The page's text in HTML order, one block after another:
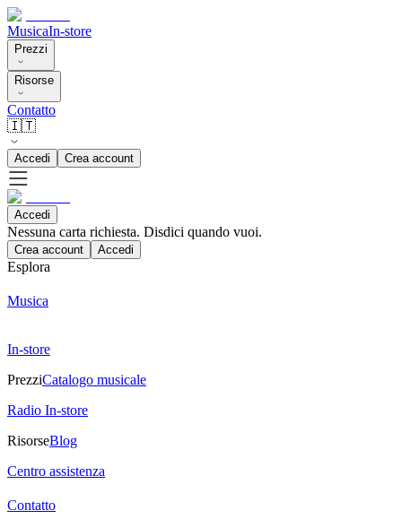
MusicaIn-store
Prezzi
Risorse
Contatto
🇮🇹
Accedi Crea account
Accedi
Nessuna carta richiesta. Disdici quando vuoi.
Crea account Accedi
Esplora
Musica
In-store
PrezziCatalogo musicale
Radio In-store
RisorseBlog
Centro assistenza
Contatto